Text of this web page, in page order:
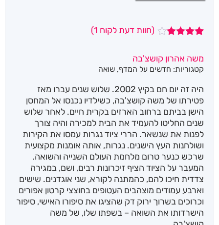
5 מבוסס
עלדירוגים
לקוחות
(חוות דעת לקוח 1
)
משה אהרון קושצ'בה
קטגוריות: חדשים על המדף, שואה
היה זה יום חם בקיץ 2002. שלוש שנים עברו מאז
פטירתו של משה קושצ'בה, כשילדיו נכנסו אל המחסן
הישן בביתם ברחוב הארזים בקרית חיים. לאחר שלוש
שנים החליטו להעמיד את הבית למכירה והיה צורך
לפנות את שנשאר. הררי ציוד נגרות עמסו את הקירות
ושולחנות העץ הישנים. נגרות, אותה אומנות מקצועית
שרכש כנער טרום מלחמת העולם השנייה והשואה.
המעבר על הציוד הציף זיכרונות רבים, ושם, במגירה
צדדית חיכו להם, כהמתנה לקורא, שני אוגדנים. שישים
וארבע עמודים מוצהבים העטופים בחוצצי קרטון אפורים
וכרוכים בשרוך ירוק דק שהציגו את סיפורו האישי, סיפור
הישרדותו את השואה – בשפתו שלו, של משה